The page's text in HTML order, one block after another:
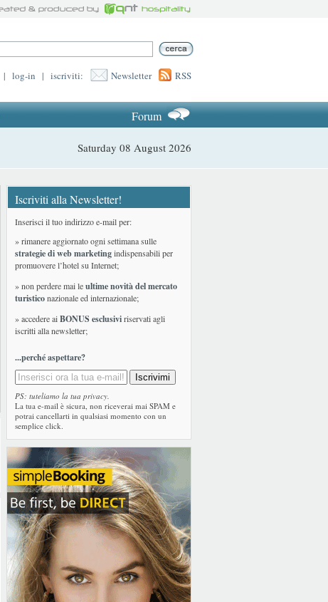
| log-in | iscriviti: Newsletter RSS
Forum
Saturday 08 August 2026
Iscriviti alla Newsletter!
Inserisci il tuo indirizzo e-mail per:
» rimanere aggiornato ogni settimana sulle
strategie di web marketingindispensabili per
promuovere l’hotel su Internet;
» non perdere mai leultime novità del mercato
turisticonazionale ed internazionale;
» accedere aiBONUS esclusiviriservati agli
iscritti alla newsletter;
...perché aspettare?
PS: tuteliamo la tua privacy.
La tua e-mail è sicura, non riceverai mai SPAM e
potrai cancellarti in qualsiasi momento con un
semplice click.